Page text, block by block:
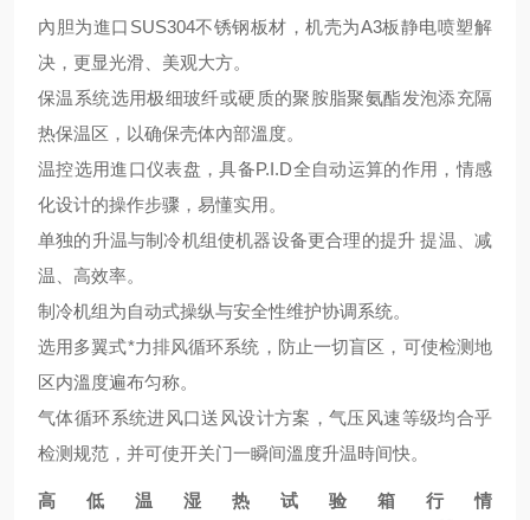
內胆为進口SUS304不锈钢板材，机壳为A3板静电喷塑解
决，更显光滑、美观大方。
保温系统选用极细玻纤或硬质的聚胺脂聚氨酯发泡添充隔
热保温区，以确保壳体內部溫度。
温控选用進口仪表盘，具备P.I.D全自动运算的作用，情感
化设计的操作步骤，易懂实用。
单独的升温与制冷机组使机器设备更合理的提升 提温、减
温、高效率。
制冷机组为自动式操纵与安全性维护协调系统。
选用多翼式*力排风循环系统，防止一切盲区，可使检测地
区内溫度遍布匀称。
气体循环系统进风口送风设计方案，气压风速等级均合乎
检测规范，并可使开关门一瞬间溫度升温時间快。
高低温湿热试验箱行情